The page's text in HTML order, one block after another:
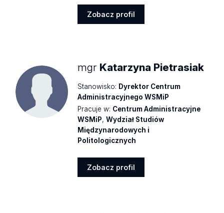
Zobacz profil
mgr Katarzyna Pietrasiak
Stanowisko: Dyrektor Centrum
Administracyjnego WSMiP
Pracuje w: Centrum Administracyjne
WSMiP,Wydział Studiów
Międzynarodowych i
Politologicznych
Zobacz profil